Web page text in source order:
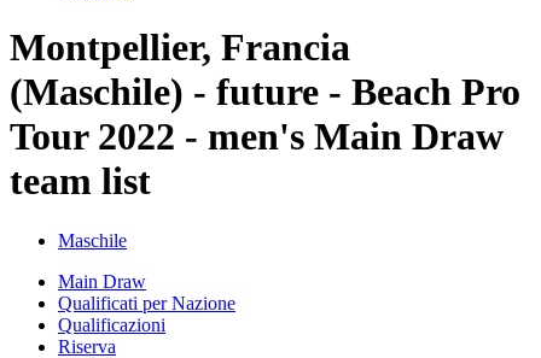
Montpellier, Francia
(Maschile) - future - Beach Pro
Tour 2022 - men's Main Draw
team list
Maschile
Main Draw
Qualificati per Nazione
Qualificazioni
Riserva